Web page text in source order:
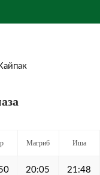
Магриб Иша
20:05 21:48